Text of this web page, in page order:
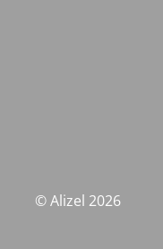
© Alizel 2026